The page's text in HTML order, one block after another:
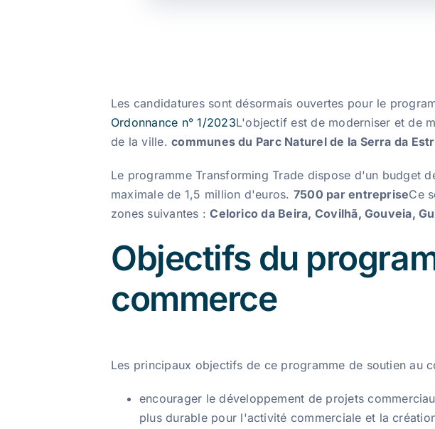
Les candidatures sont désormais ouvertes pour le
Ordonnance n° 1/2023L'objectif est de moderniser et de
de la ville.communes du Parc Naturel de la Serra da
Le programme Transforming Trade dispose d'un budget
maximale de 1,5 million d'euros. 7500 par entrepriseCe
zones suivantes :Celorico da Beira, Covilhã, Gouveia,
Objectifs du
commerce
Les principaux objectifs de ce programme de soutien au
encourager le développement de projets
plus durable pour l'activité commerciale et la